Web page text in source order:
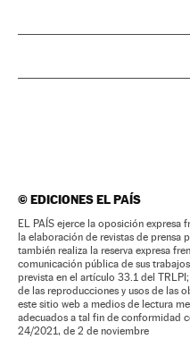
©EDICIONES EL PAÍS
EL PAÍS ejerce la oposición expresa
la elaboración de revistas de prensa
también realiza la reserva expresa
comunicación pública de sus
prevista en el artículo 33.1 del
de las reproducciones y usos de las
este sitio web a medios de lectura
adecuados a tal fin de conformidad
24/2021, de 2 de noviembre